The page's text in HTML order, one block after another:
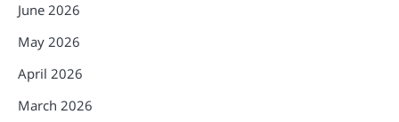
June 2026
May 2026
April 2026
March 2026